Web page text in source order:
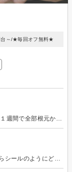
～/★毎回オフ無料★